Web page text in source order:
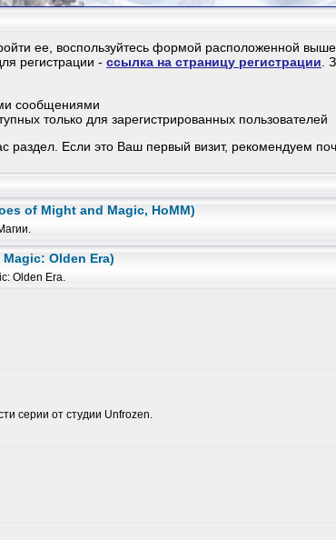
ее, воспользуйтесь формой расположенной
регистрации - ссылка на страницу регистрации.
сообщениями
только для зарегистрированных пользователей
Если это Ваш первый визит, рекомендуем
of Might and Magic, HoMM)
Olden Era)
Olden Era.
серии от студии Unfrozen.